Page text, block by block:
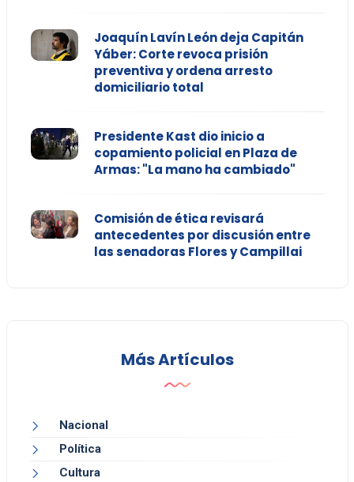
Joaquín Lavín León deja Capitán
Yáber: Corte revoca prisión
preventiva y ordena arresto
domiciliario total
Presidente Kast dio inicio a
copamiento policial en Plaza de
Armas: "La mano ha cambiado"
Comisión de ética revisará
antecedentes por discusión entre
las senadoras Flores y Campillai
Más Artículos
Nacional
Política
Cultura